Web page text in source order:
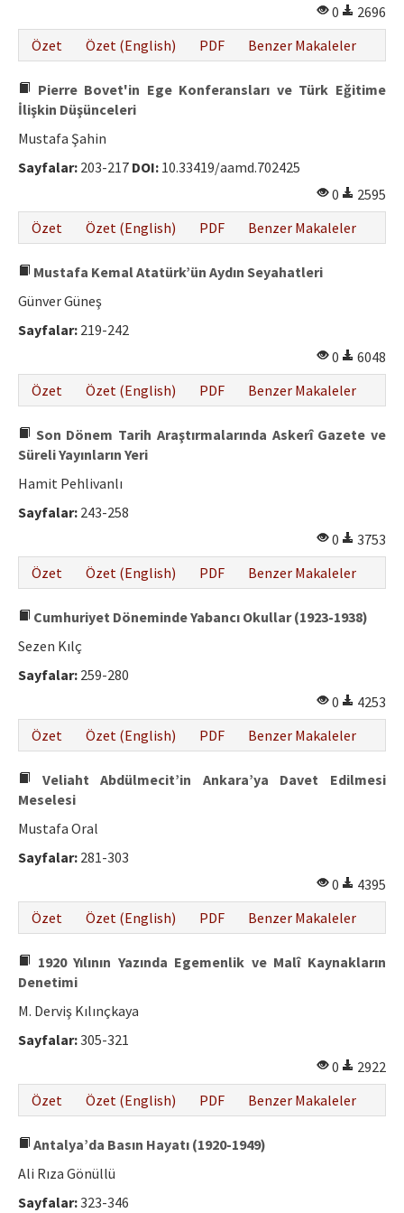
0
2696
Özet
Özet (English) PDF Benzer Makaleler
Pierre Bovet'in Ege Konferansları ve Türk Eğitime
İlişkin Düşünceleri
Mustafa Şahin
Sayfalar: 203-217 DOI: 10.33419/aamd.702425
0
2595
Özet
Özet (English) PDF Benzer Makaleler
Mustafa Kemal Atatürk’ün Aydın Seyahatleri
Günver Güneş
Sayfalar: 219-242
0
6048
Özet
Özet (English) PDF Benzer Makaleler
Son Dönem Tarih Araştırmalarında Askerî Gazete ve
Süreli Yayınların Yeri
Hamit Pehlivanlı
Sayfalar: 243-258
0
3753
Özet
Özet (English) PDF Benzer Makaleler
Cumhuriyet Döneminde Yabancı Okullar (1923-1938)
Sezen Kılç
Sayfalar: 259-280
0
4253
Özet
Özet (English) PDF Benzer Makaleler
Veliaht Abdülmecit’in Ankara’ya Davet Edilmesi
Meselesi
Mustafa Oral
Sayfalar: 281-303
0
4395
Özet
Özet (English) PDF Benzer Makaleler
1920 Yılının Yazında Egemenlik ve Malî Kaynakların
Denetimi
M. Derviş Kılınçkaya
Sayfalar:305-321
0
2922
Özet
Özet (English) PDF Benzer Makaleler
Antalya’da Basın Hayatı (1920-1949)
Ali Rıza Gönüllü
Sayfalar:323-346